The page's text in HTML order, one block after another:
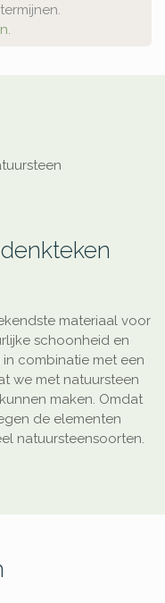
materiaal voor
schoonheid en
combinatie met een
we met natuursteen
maken. Omdat
de elementen
natuursteensoorten.